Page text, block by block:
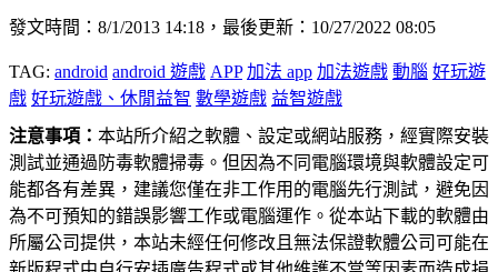
發文時間：8/1/2013 14:18，最後更新：10/27/2022 08:05
TAG: android android 遊戲 APP 加法 app 加法遊戲 動腦 好玩遊
戲 好玩遊戲、休閒益智 數學遊戲 益智遊戲
注意事項： 本站所介紹之軟體、設定或網站服務，經實際安裝
測試並通過防毒軟體掃毒。但因為不同電腦環境與軟體設定可
能都各有差異，建議您僅在非工作用的電腦先行測試，避免因
為不可預知的錯誤影響工作或電腦運作。從本站下載的軟體由
所屬公司提供，本站未經任何修改且無法保證軟體公司可能在